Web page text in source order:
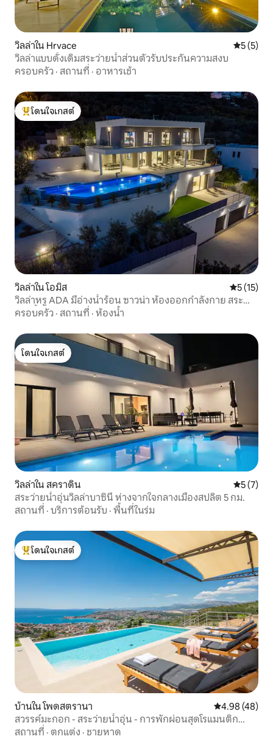
วิลล่าใน Hrvace คะแนนเฉ
5 (5)
วิลล่าแบบดั้งเดิมสระว่ายน้ำส่วนตัวรับประกันความสงบ
ครอบครัว · สถานที่ · อาหารเช้า
โดนใจเกสต์ที่สุด
โดนใจเกสต์
วิลล่าใน โอมิส คะแนนเฉลี่
5 (15)
วิลล่าหรู ADA มีอ่างน้ำร้อน ซาวน่า ห้องออกกำลังกาย สระ
ว่ายน้ำ
ครอบครัว · สถานที่ · ห้องน้ำ
โดนใจเกสต์
โดนใจเกสต์
วิลล่าใน สคราดิน คะแนนเฉ
5 (7)
สระว่ายน้ำอุ่นวิลล่าบาซินี ห่างจากใจกลางเมืองสปลิต 5 กม.
สถานที่ · บริการต้อนรับ · พื้นที่ในร่ม
โดนใจเกสต์ที่สุด
โดนใจเกสต์
บ้านใน โพดสตรานา คะแนนเฉลี่ย
4.98 (48)
สวรรค์มะกอก - สระว่ายน้ำอุ่น - การพักผ่อนสุดโรแมนติก
สำหรับ 2 คน
สถานที่ · ตกแต่ง · ชายหาด